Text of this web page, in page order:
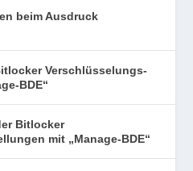
beim Ausdruck
Verschlüsselungs-
BDE“
Bitlocker
mit „Manage-BDE“